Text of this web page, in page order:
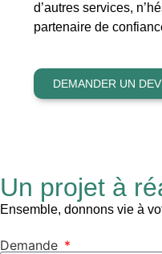
d’autres services,
partenaire de
DEMANDER UN
Un projet à
Ensemble, donnons vie à
Demande